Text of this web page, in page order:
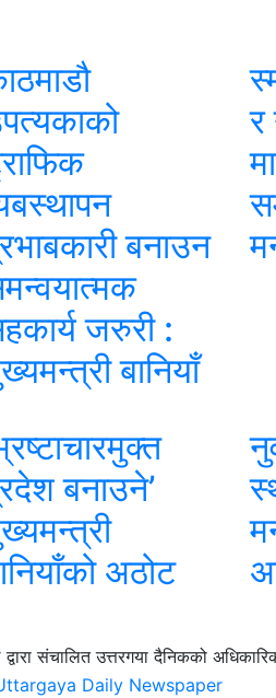
बनाउन
जरुरी :
बानियाँ
र
बनाउने’
अठोट
द्वारा संचालित उत्तरगया दैनिकको